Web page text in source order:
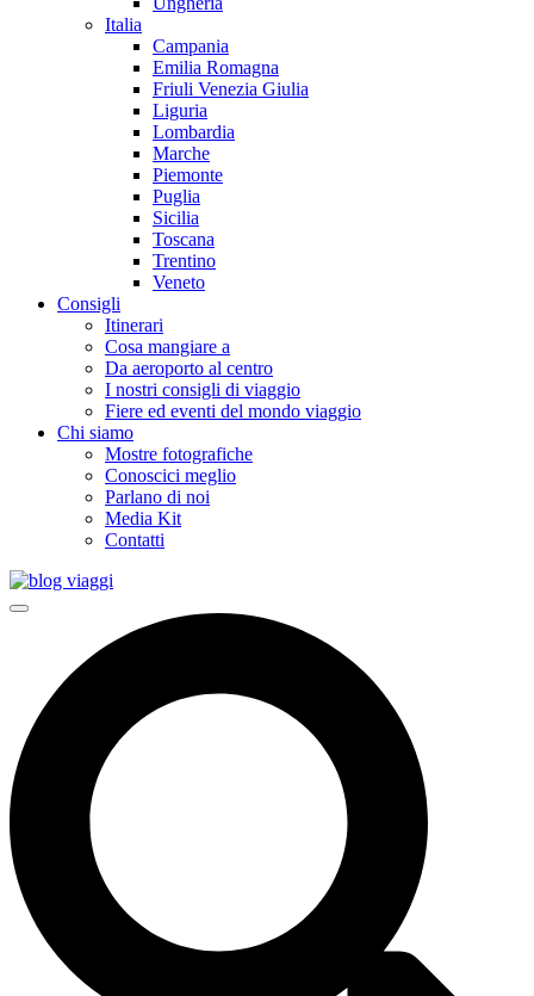
Italia
Campania
Emilia Romagna
Friuli Venezia Giulia
Liguria
Lombardia
Marche
Piemonte
Puglia
Sicilia
Toscana
Trentino
Veneto
Consigli
Itinerari
Cosa mangiare a
Da aeroporto al centro
I nostri consigli di viaggio
Fiere ed eventi del mondo viaggio
Chi siamo
Mostre fotografiche
Conoscici meglio
Parlano di noi
Media Kit
Contatti